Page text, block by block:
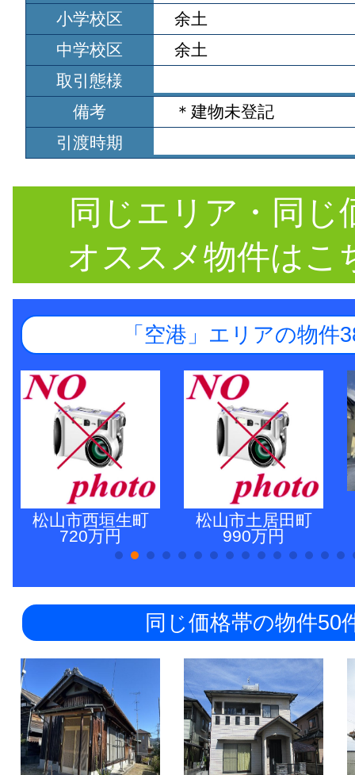
小学校区
余土
中学校区
余土
取引態様
備考
＊建物未登記
引渡時期
同じエリア・同じ
オススメ物件はこ
「空港」エリアの物件
松山市西垣生町
720万円
松山市土居田町
990万円
同じ価格帯の物件50